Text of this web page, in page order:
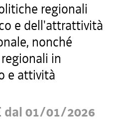
regionali
e dell'attrattività
nonché
in
e attività
dal 01/01/2026